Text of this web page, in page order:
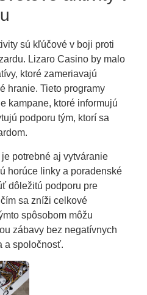
sú kľúčové v boji proti
Lizaro Casino by malo
ktoré zameriavajú
hranie. Tieto programy
kampane, ktoré informujú
podporu tým, ktorí sa
potrebné aj vytváranie
horúce linky a poradenské
dôležitú podporu pre
sa zníži celkové
spôsobom môžu
zábavy bez negatívnych
a spoločnosť.